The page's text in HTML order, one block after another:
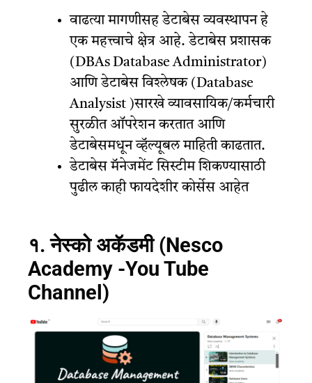
वाढत्या मागणीसह डेटाबेस व्यवस्थापन हे
एक महत्त्वाचे क्षेत्र आहे. डेटाबेस प्रशासक
(DBAs Database Administrator)
आणि डेटाबेस विश्लेषक (Database
Analysist )सारखे व्यावसायिक/कर्मचारी
सुरळीत ऑपरेशन करतात आणि
डेटाबेसमधून व्हॅल्यूबल माहिती काढतात.
डेटाबेस मॅनेजमेंट सिस्टीम शिकण्यासाठी
पुढील काही फायदेशीर कोर्सेस आहेत
१. नेस्को अकॅडमी (Nesco
Academy -You Tube
Channel)